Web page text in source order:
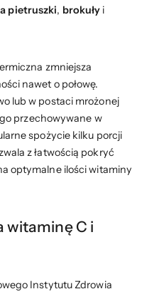
pietruszki, brokuły i
zmniejsza
nawet o połowę.
lub w postaci mrożonej
przechowywane w
spożycie kilku porcji
z łatwością pokryć
optymalne ilości witaminy
witaminę C i
Instytutu Zdrowia